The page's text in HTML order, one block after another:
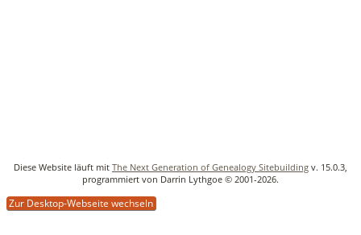
Diese Website läuft mit The Next Generation of Genealogy Sitebuilding v. 15.0.3,
programmiert von Darrin Lythgoe © 2001-2026.
Zur Desktop-Webseite wechseln